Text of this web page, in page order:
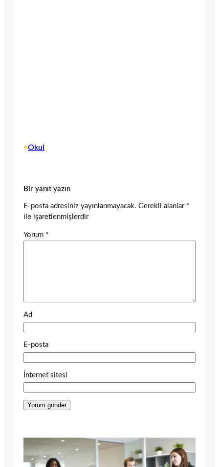
•Okul
Bir yanıt yazın
E-posta adresiniz yayınlanmayacak. Gerekli alanlar *
ile işaretlenmişlerdir
Yorum *
Ad
E-posta
İnternet sitesi